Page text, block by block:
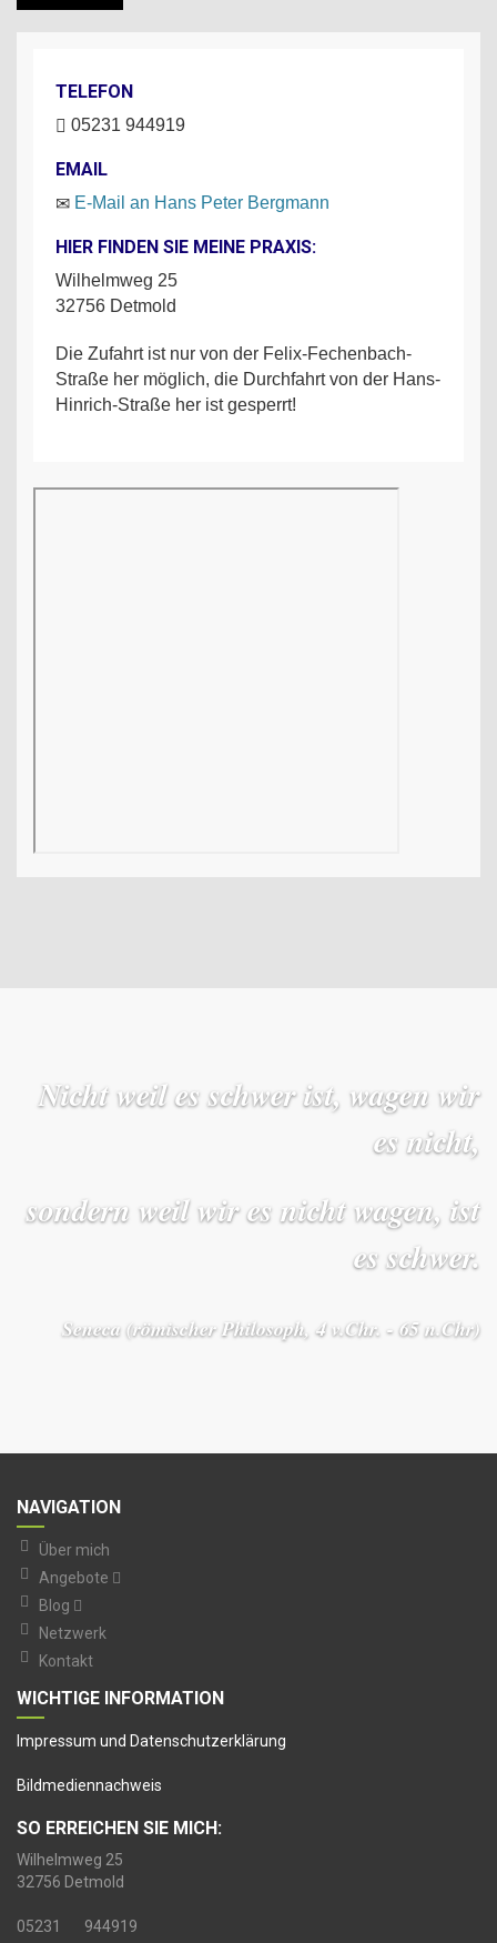
TELEFON
05231 944919
EMAIL
E-Mail an Hans Peter Bergmann
HIER FINDEN SIE MEINE PRAXIS:
Wilhelmweg 25
32756 Detmold
Die Zufahrt ist nur von der Felix-Fechenbach-
Straße her möglich, die Durchfahrt von der Hans-
Hinrich-Straße her ist gesperrt!
Nicht weil es schwer ist, wagen wir
es nicht,
sondern weil wir es nicht wagen, ist
es schwer.
Seneca (römischer Philosoph, 4 v.Chr. - 65 n.Chr)
NAVIGATION
Über mich
Angebote
Blog
Netzwerk
Kontakt
WICHTIGE INFORMATION
mpressum und Datenschutzerklärung
Bildmediennachweis
SO ERREICHEN SIE MICH:
Wilhelmweg 25
32756 Detmold
05231 944919